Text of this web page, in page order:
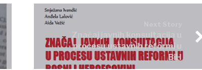
procesu ustavnih reformi u
BiH